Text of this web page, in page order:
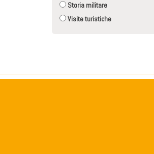
Storia militare
Visite turistiche